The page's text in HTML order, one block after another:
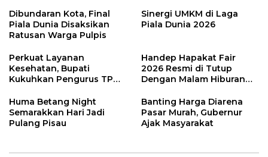
Dibundaran Kota, Final
Piala Dunia Disaksikan
Ratusan Warga Pulpis
Sinergi UMKM di Laga
Piala Dunia 2026
Perkuat Layanan
Kesehatan, Bupati
Kukuhkan Pengurus TP
Handep Hapakat Fair
2026 Resmi di Tutup
Dengan Malam Hiburan
Huma Betang Night
Semarakkan Hari Jadi
Pulang Pisau
Banting Harga Diarena
Pasar Murah, Gubernur
Ajak Masyarakat